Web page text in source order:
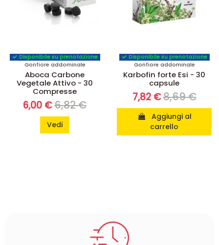
Disponibile su prenotazione
Gonfiore addominale
Aboca Carbone
Vegetale Attivo - 30
Compresse
6,00 €6,82 €
Vedi
Disponibile su prenotazione
Gonfiore addominale
Karbofin forte Esi - 30
capsule
7,82 €8,69 €
carrello